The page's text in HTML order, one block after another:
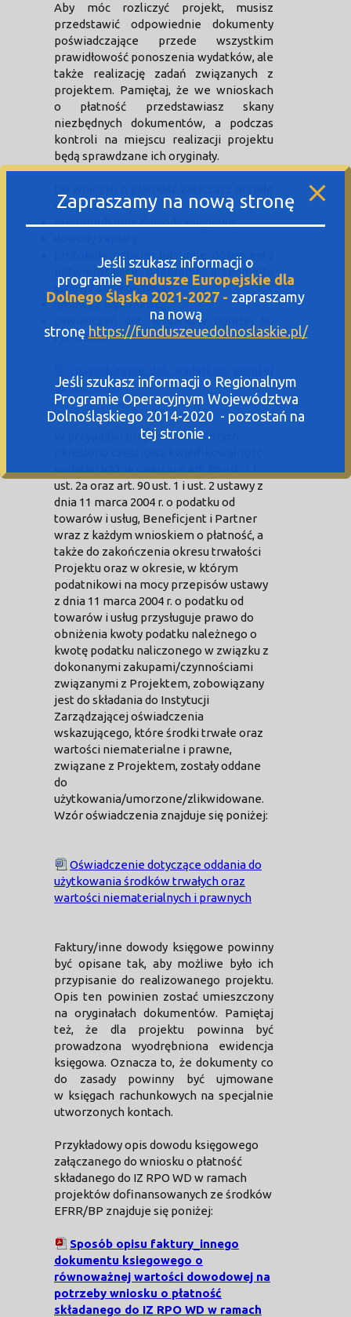
Aby móc rozliczyć projekt, musisz
przedstawić odpowiednie dokumenty
poświadczające przede wszystkim
prawidłowość ponoszenia wydatków, ale
także realizację zadań związanych z
projektem. Pamiętaj, że we wnioskach
o płatność przedstawiasz skany
niezbędnych dokumentów, a podczas
kontroli na miejscu realizacji projektu
będą sprawdzane ich oryginały.
wszystkim:
faktury lub inne dowody księgowe;
protokoły odbioru lub inne dokumenty
potwierdzające odebranie przedmiotu
umowy z wykonawcą;
umowy z wykonawcą;
oświadczeń dot. wydatków poniżej 50
tys. netto.
50 tys. netto
W przypadku projektów, w których
ust. 2a oraz art. 90 ust. 1 i ust. 2 ustawy z
dnia 11 marca 2004 r. o podatku od
towarów i usług, Beneficjent i Partner
wraz z każdym wnioskiem o płatność, a
także do zakończenia okresu trwałości
Projektu oraz w okresie, w którym
podatnikowi na mocy przepisów ustawy
z dnia 11 marca 2004 r. o podatku od
towarów i usług przysługuje prawo do
obniżenia kwoty podatku należnego o
kwotę podatku naliczonego w związku z
dokonanymi zakupami/czynnościami
związanymi z Projektem, zobowiązany
jest do składania do Instytucji
Zarządzającej oświadczenia
wskazującego, które środki trwałe oraz
wartości niematerialne i prawne,
związane z Projektem, zostały oddane
do
użytkowania/umorzone/zlikwidowane.
Wzór oświadczenia znajduje się poniżej:
Oświadczenie dotyczące oddania do
użytkowania środków trwałych oraz
wartości niematerialnych i prawnych
Faktury/inne dowody księgowe powinny
być opisane tak, aby możliwe było ich
przypisanie do realizowanego projektu.
Opis ten powinien zostać umieszczony
na oryginałach dokumentów. Pamiętaj
też, że dla projektu powinna być
prowadzona wyodrębniona ewidencja
księgowa. Oznacza to, że dokumenty co
do zasady powinny być ujmowane
w księgach rachunkowych na specjalnie
utworzonych kontach.
Przykładowy opis dowodu księgowego
załączanego do wniosku o płatność
składanego do IZ RPO WD w ramach
projektów dofinansowanych ze środków
EFRR/BP znajduje się poniżej:
Sposób opisu faktury_innego
dokumentu ksiegowego o
równoważnej wartości dowodowej na
potrzeby wniosku o płatność
składanego do IZ RPO WD w ramach
Zapraszamy na nową stronę
Jeśli szukasz informacji o
programie Fundusze Europejskie dla
Dolnego Śląska 2021-2027 - zapraszamy
na nową
stronę https://funduszeuedolnoslaskie.pl/
Jeśli szukasz informacji o Regionalnym
Programie Operacyjnym Województwa
Dolnośląskiego 2014-2020 - pozostań na
tej stronie .